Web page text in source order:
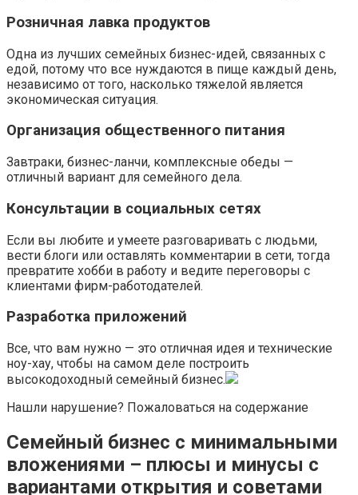
Розничная лавка продуктов
Одна из лучших семейных бизнес-идей, связанных с
едой, потому что все нуждаются в пище каждый день,
независимо от того, насколько тяжелой является
экономическая ситуация.
Организация общественного питания
Завтраки, бизнес-ланчи, комплексные обеды —
отличный вариант для семейного дела.
Консультации в социальных сетях
Если вы любите и умеете разговаривать с людьми,
вести блоги или оставлять комментарии в сети, тогда
превратите хобби в работу и ведите переговоры с
клиентами фирм-работодателей.
Разработка приложений
Все, что вам нужно — это отличная идея и технические
ноу-хау, чтобы на самом деле построить
высокодоходный семейный бизнес.
Нашли нарушение? Пожаловаться на содержание
Семейный бизнес с минимальными
вложениями – плюсы и минусы с
вариантами открытия и советами